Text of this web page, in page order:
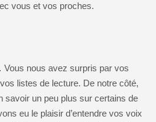
vous et vos proches.
nous avez surpris par vos
listes de lecture. De notre côté,
savoir un peu plus sur certains de
eu le plaisir d’entendre vos voix